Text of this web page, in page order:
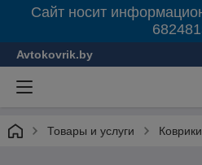
Сайт носит
Avtokovrik.by
Товары и услуги